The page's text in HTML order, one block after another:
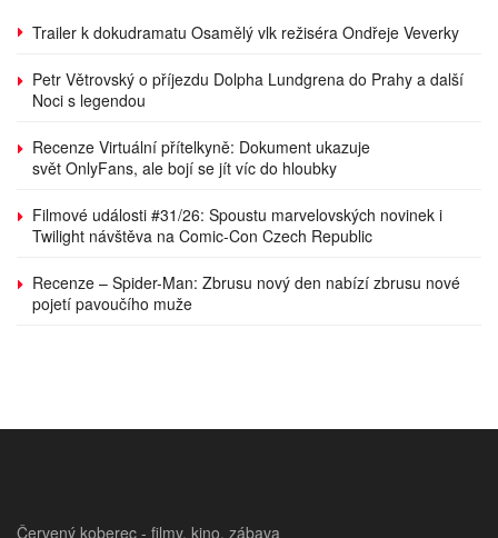
Trailer k dokudramatu Osamělý vlk režiséra Ondřeje Veverky
Petr Větrovský o příjezdu Dolpha Lundgrena do Prahy a další
Noci s legendou
Recenze Virtuální přítelkyně: Dokument ukazuje
svět OnlyFans, ale bojí se jít víc do hloubky
Filmové události #31/26: Spoustu marvelovských novinek i
Twilight návštěva na Comic-Con Czech Republic
Recenze – Spider-Man: Zbrusu nový den nabízí zbrusu nové
pojetí pavoučího muže
Červený koberec - filmy, kino, zábava